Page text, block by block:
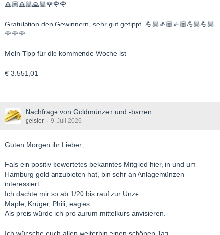
🙏🏼🙏🏼🙏🏼🌹🌹🌹
Gratulation den Gewinnern, sehr gut getippt. 💪🏼👍🏼👍🏼💪🏼💪🏼
🌹🌹🌹
Mein Tipp für die kommende Woche ist
€ 3.551,01
Nachfrage von Goldmünzen und -barren
geisler 9. Juli 2026
Guten Morgen ihr Lieben,
Fals ein positiv bewertetes bekanntes Mitglied hier, in und um
Hamburg gold anzubieten hat, bin sehr an Anlagemünzen
interessiert.
Ich dachte mir so ab 1/20 bis rauf zur Unze.
Maple, Krüger, Phili, eagles......
Als preis würde ich pro aurum mittelkurs anvisieren.
Ich wünsche euch allen weiterhin einen schönen Tag.